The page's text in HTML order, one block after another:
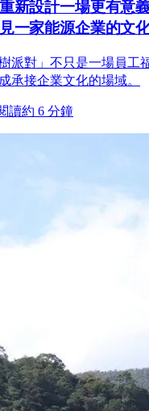
新設計一場更有意
一家能源企業的文
派對」不只是一場員工
承接企業文化的場域。
讀約 6 分鐘